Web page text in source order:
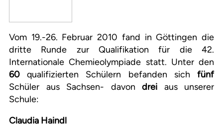
Vom 19.-26. Februar 2010 fand in Göttingen die
dritte Runde zur Qualifikation für die 42.
Internationale Chemieolympiade statt. Unter den
60 qualifizierten Schülern befanden sich fünf
Schüler aus Sachsen- davon drei aus unserer
Schule:
Claudia Haindl